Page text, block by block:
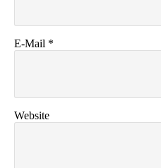
E-Mail *
Website